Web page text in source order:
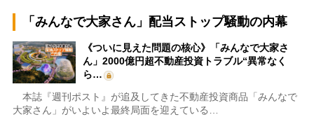
「みんなで大家さん」配当ストップ騒動の内幕
《ついに見えた問題の核心》「みんなで大家さ
ん」2000億円超不動産投資トラブル“異常なく
ら…
本誌『週刊ポスト』が追及してきた不動産投資商品「みんなで
大家さん」がいよいよ最終局面を迎えている…